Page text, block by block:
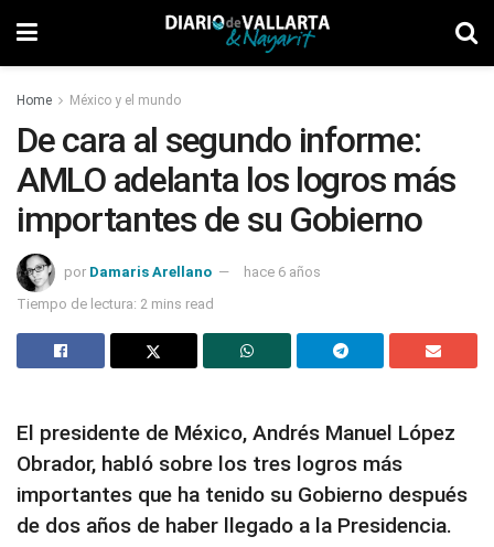
Home México y el mundo
De cara al segundo informe:
AMLO adelanta los logros más
importantes de su Gobierno
por Damaris Arellano
hace 6 años
Tiempo de lectura: 2 mins read
El presidente de México, Andrés Manuel López
Obrador, habló sobre los tres logros más
importantes que ha tenido su Gobierno después
de dos años de haber llegado a la Presidencia.